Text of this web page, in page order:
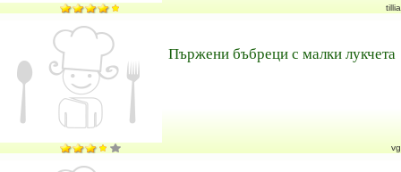
tillia
Пържени бъбреци с малки лукчета
vg